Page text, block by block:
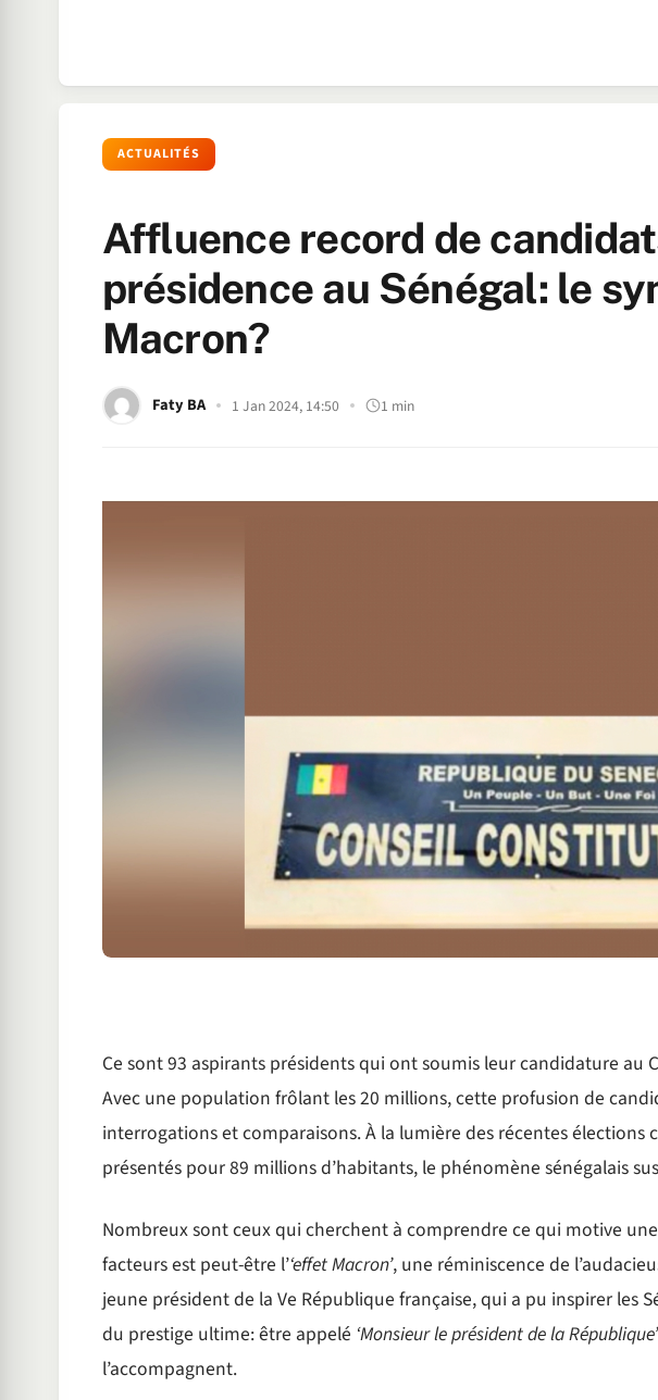
ACTUALITÉS
Affluence record de
présidence au Sénégal: le
Macron?
Faty BA 1 Jan 2024, 14:50 1 min
Ce sont 93 aspirants présidents qui ont soumis leur candidature au
Avec une population frôlant les 20 millions, cette profusion de
interrogations et comparaisons. À la lumière des récentes élections
présentés pour 89 millions d’habitants, le phénomène sénégalais
Nombreux sont ceux qui cherchent à comprendre ce qui motive
facteurs est peut-être l’‘effet Macron’, une réminiscence de
jeune président de la Ve République française, qui a pu inspirer les
du prestige ultime: être appelé ‘Monsieur le président de la République’
l’accompagnent.